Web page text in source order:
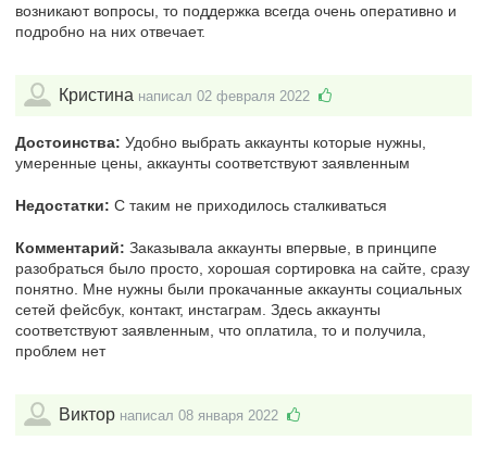
возникают вопросы, то поддержка всегда очень оперативно и
подробно на них отвечает.
Кристина написал 02 февраля 2022
Достоинства: Удобно выбрать аккаунты которые нужны,
умеренные цены, аккаунты соответствуют заявленным
Недостатки: С таким не приходилось сталкиваться
Комментарий: Заказывала аккаунты впервые, в принципе
разобраться было просто, хорошая сортировка на сайте, сразу
понятно. Мне нужны были прокачанные аккаунты социальных
сетей фейсбук, контакт, инстаграм. Здесь аккаунты
соответствуют заявленным, что оплатила, то и получила,
проблем нет
Виктор написал 08 января 2022